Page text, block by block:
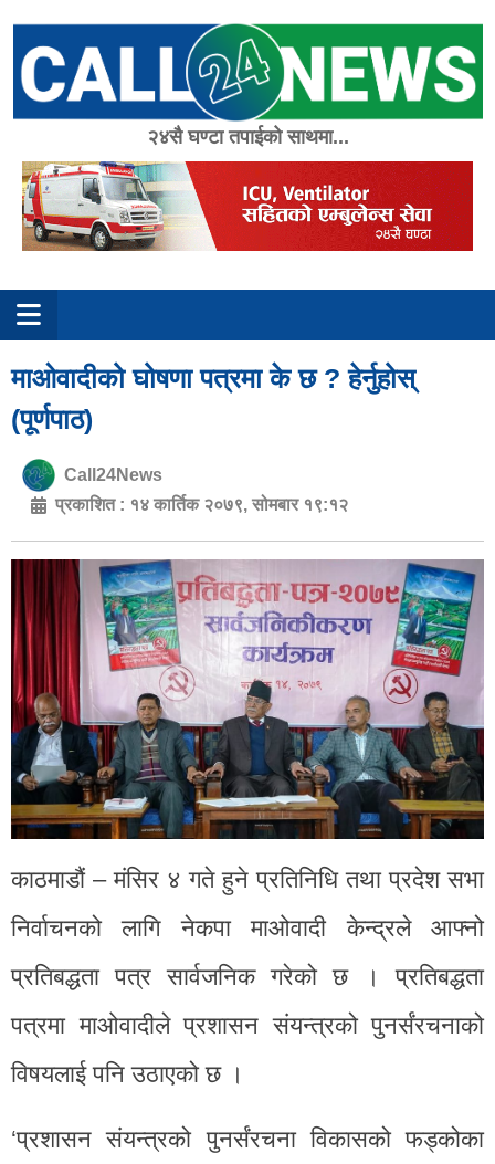
content
२४सै घण्टा तपाईको साथमा...
माओवादीको घोषणा पत्रमा के छ ? हेर्नुहोस्
(पूर्णपाठ)
Call24News
प्रकाशित : १४ कार्तिक २०७९, सोमबार १९:१२
काठमाडौं – मंसिर ४ गते हुने प्रतिनिधि तथा प्रदेश सभा
निर्वाचनको लागि नेकपा माओवादी केन्द्रले आफ्नो
प्रतिबद्धता पत्र सार्वजनिक गरेको छ । प्रतिबद्धता
पत्रमा माओवादीले प्रशासन संयन्त्रको पुनर्संरचनाको
विषयलाई पनि उठाएको छ ।
‘प्रशासन संयन्त्रको पुनर्संरचना विकासको फड्कोका